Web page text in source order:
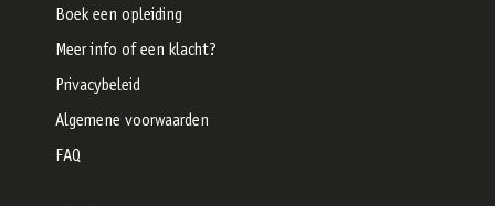
Boek een opleiding
Meer info of een klacht?
Privacybeleid
Algemene voorwaarden
FAQ